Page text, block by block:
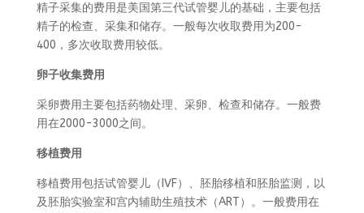
精子采集的费用是美国第三代试管婴儿的基础，主要包括
精子的检查、采集和储存。一般每次收取费用为200-
400，多次收取费用较低。
卵子收集费用
采卵费用主要包括药物处理、采卵、检查和储存。一般费
用在2000-3000之间。
移植费用
移植费用包括试管婴儿（IVF）、胚胎移植和胚胎监测，以
及胚胎实验室和宫内辅助生殖技术（ART）。一般费用在